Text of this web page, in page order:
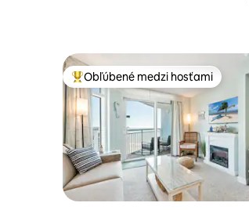
Najobľúbenejšie medzi hosťami
Obľúbené medzi hosťami